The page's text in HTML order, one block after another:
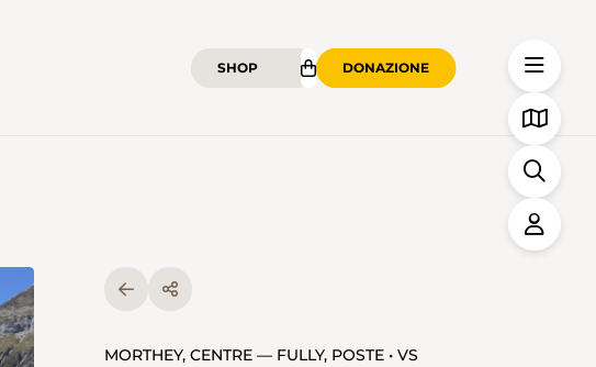
SHOP DONAZIONE
MORTHEY, CENTRE — FULLY, POSTE • VS